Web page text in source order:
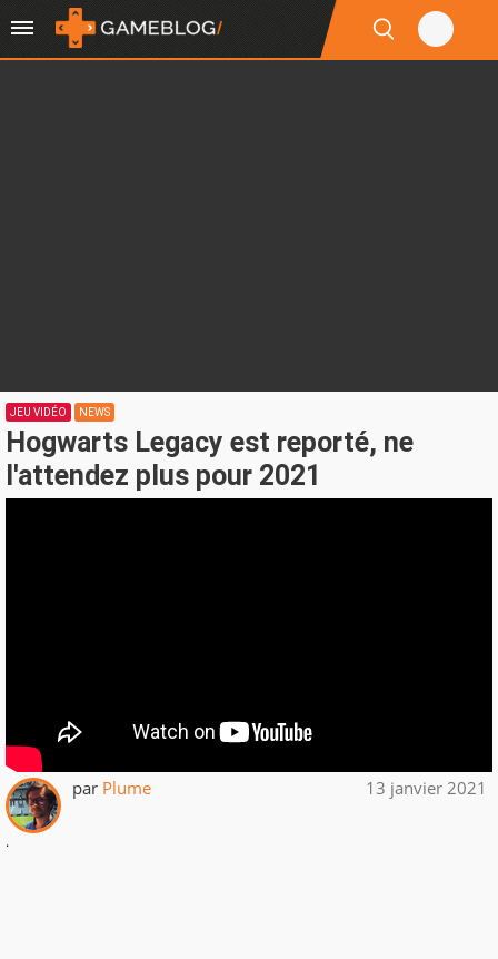
JEU VIDÉO NEWS
Hogwarts Legacy est reporté, ne
l'attendez plus pour 2021
par Plume 13 janvier 2021
.